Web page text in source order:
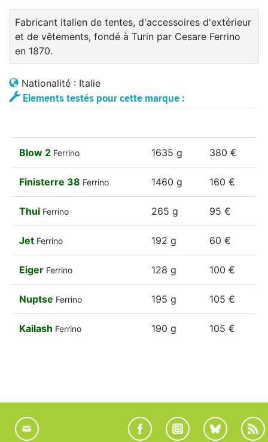
Fabricant italien de tentes, d'accessoires d'extérieur
et de vêtements, fondé à Turin par Cesare Ferrino
en 1870.
Nationalité : Italie
Elements testés pour cette marque :
Blow 2 Ferrino 1635 g 380 €
Finisterre 38 Ferrino 1460 g 160 €
Thui Ferrino 265 g 95 €
Jet Ferrino 192 g 60 €
Eiger Ferrino 128 g 100 €
Nuptse Ferrino 195 g 105 €
Kailash Ferrino 190 g 105 €